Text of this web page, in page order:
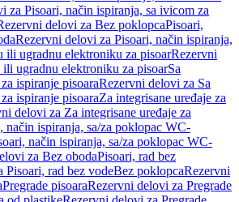
za Pisoari, način ispiranja, sa ivicom za
delovi za Bez poklopcaPisoari,
Rezervni delovi za Pisoari, način ispiranja,
ili ugradnu elektroniku za pisoarRezervni
ugradnu elektroniku za pisoarSa
ispiranje pisoaraRezervni delovi za Sa
ispiranje pisoaraZa integrisane uređaje za
delovi za Za integrisane uređaje za
način ispiranja, sa/za poklopac WC-
način ispiranja, sa/za poklopac WC-
za Bez obodaPisoari, rad bez
Pisoari, rad bez vodeBez poklopcaRezervni
Pregrade pisoaraRezervni delovi za Pregrade